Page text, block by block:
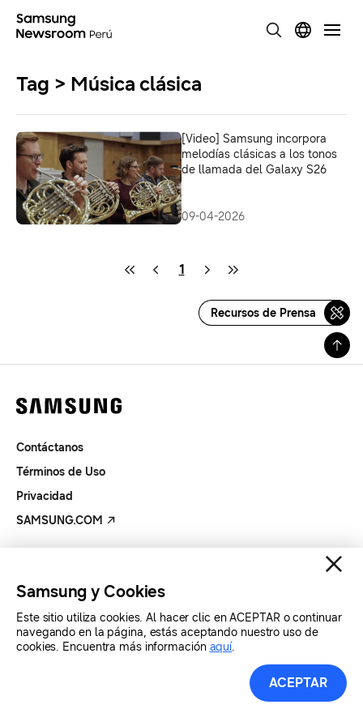
Tag > Música clásica
[Video] Samsung incorpora
melodías clásicas a los tonos
de llamada del Galaxy S26
09-04-2026
1
Recursos de Prensa
Contáctanos
Términos de Uso
Privacidad
SAMSUNG.COM
Samsung y Cookies
Este sitio utiliza cookies. Al hacer clic en ACEPTAR o continuar
navegando en la página, estás aceptando nuestro uso de
cookies. Encuentra más información aquí.
ACEPTAR